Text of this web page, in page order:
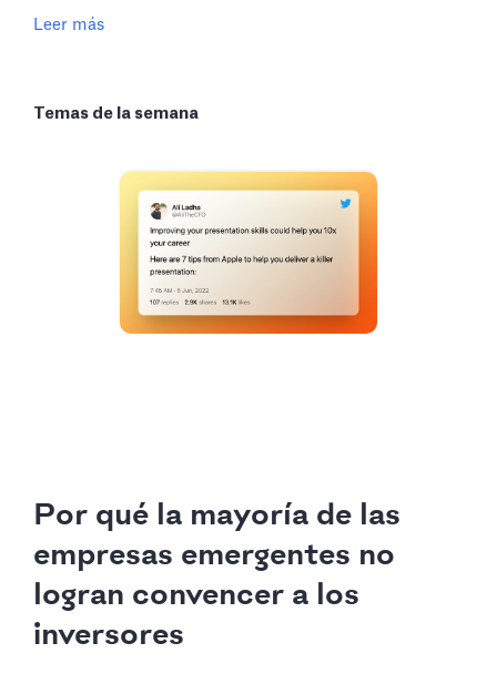
Leer más
Temas de la semana
Por qué la mayoría de las
empresas emergentes no
logran convencer a los
inversores